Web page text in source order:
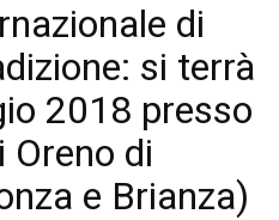
di
si terrà
2018 presso
Oreno di
e Brianza)